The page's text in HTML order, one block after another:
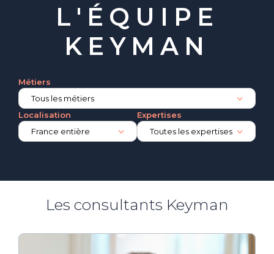
L'ÉQUIPE
KEYMAN
Métiers
Localisation Expertises
Les consultants Keyman